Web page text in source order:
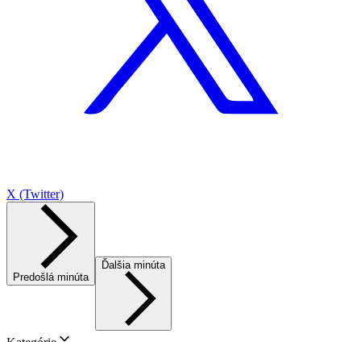
X (Twitter)
Predošlá minúta
Ďalšia minúta